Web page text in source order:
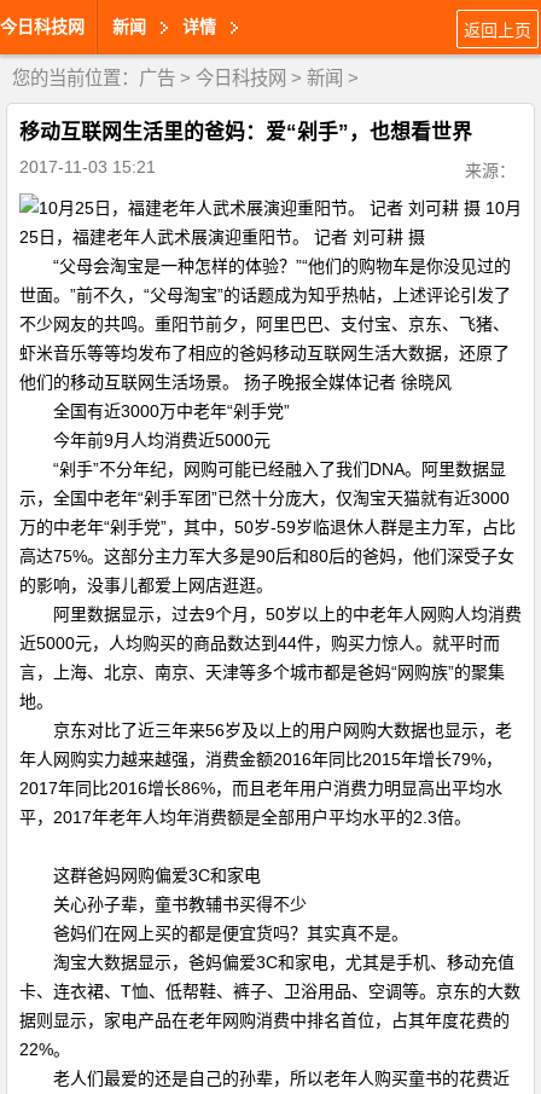
今日科技网 新闻 详情 返回上页
您的当前位置： 广告 > 今日科技网 > 新闻 >
移动互联网生活里的爸妈：爱“剁手”，也想看世界
2017-11-03 15:21
来源：
10月
25日，福建老年人武术展演迎重阳节。 记者 刘可耕 摄
“父母会淘宝是一种怎样的体验？”“他们的购物车是你没见过的
世面。”前不久，“父母淘宝”的话题成为知乎热帖，上述评论引发了
不少网友的共鸣。重阳节前夕，阿里巴巴、支付宝、京东、飞猪、
虾米音乐等等均发布了相应的爸妈移动互联网生活大数据，还原了
他们的移动互联网生活场景。 扬子晚报全媒体记者 徐晓风
全国有近3000万中老年“剁手党”
今年前9月人均消费近5000元
“剁手”不分年纪，网购可能已经融入了我们DNA。阿里数据显
示，全国中老年“剁手军团”已然十分庞大，仅淘宝天猫就有近3000
万的中老年“剁手党”，其中，50岁-59岁临退休人群是主力军，占比
高达75%。这部分主力军大多是90后和80后的爸妈，他们深受子女
的影响，没事儿都爱上网店逛逛。
阿里数据显示，过去9个月，50岁以上的中老年人网购人均消费
近5000元，人均购买的商品数达到44件，购买力惊人。就平时而
言，上海、北京、南京、天津等多个城市都是爸妈“网购族”的聚集
地。
京东对比了近三年来56岁及以上的用户网购大数据也显示，老
年人网购实力越来越强，消费金额2016年同比2015年增长79%，
2017年同比2016增长86%，而且老年用户消费力明显高出平均水
平，2017年老年人均年消费额是全部用户平均水平的2.3倍。
这群爸妈网购偏爱3C和家电
关心孙子辈，童书教辅书买得不少
爸妈们在网上买的都是便宜货吗？其实真不是。
淘宝大数据显示，爸妈偏爱3C和家电，尤其是手机、移动充值
卡、连衣裙、T恤、低帮鞋、裤子、卫浴用品、空调等。京东的大数
据则显示，家电产品在老年网购消费中排名首位，占其年度花费的
22%。
老人们最爱的还是自己的孙辈，所以老年人购买童书的花费近